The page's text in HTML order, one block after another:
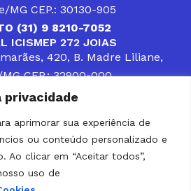
privacidade
aprimorar sua experiência de
ou conteúdo personalizado e
Ao clicar em “Aceitar todos”,
uso de
MG CEP.: 30130-905
(31) 9 8210-7052
ICISMEP 272 JOIAS
420, B. Madre Liliane,
CEP.: 32900-000
4400 ou (31) 9 8309-8660
AÇÕES E SERVIÇOS
A ASSISTÊNCIA À
EM QUE ATUA, SENDO
CONSORCIADOS NA
ENFRENTADAS POR
É O COMPROMISSO DO
ICISMEP.